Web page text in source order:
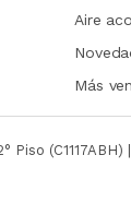
Aire
Más
Piso (C1117ABH)